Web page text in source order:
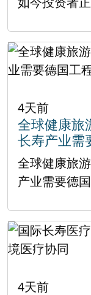
如今投资者
4天前
全球健康旅
长寿产业需
全球健康旅
产业需要德
4天前